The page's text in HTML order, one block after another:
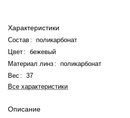
Характеристики
Состав : поликарбонат
Цвет : бежевый
Материал линз : поликарбонат
Вес : 37
Все характеристики
Описание